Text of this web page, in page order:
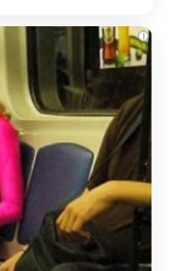
i